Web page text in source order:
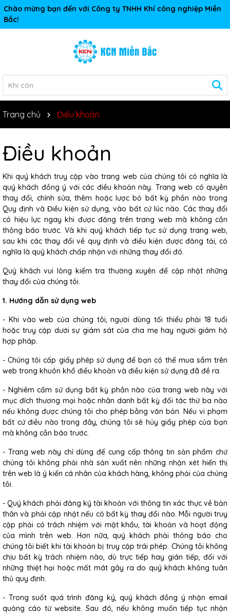
Chào mừng bạn đến với Công ty TNHH Khí công nghiệp Miền
Bắc!
Trang chủ Điều khoản
Điều khoản
Khi quý khách truy cập vào trang web của chúng tôi có nghĩa là
quý khách đồng ý với các điều khoản này. Trang web có quyền
thay đổi, chỉnh sửa, thêm hoặc lược bỏ bất kỳ phần nào trong
Quy định và Điều kiện sử dụng, vào bất cứ lúc nào. Các thay đổi
có hiệu lực ngay khi được đăng trên trang web mà không cần
thông báo trước. Và khi quý khách tiếp tục sử dụng trang web,
sau khi các thay đổi về quy định và điều kiện được đăng tải, có
nghĩa là quý khách chấp nhận với những thay đổi đó.
Quý khách vui lòng kiểm tra thường xuyên để cập nhật những
thay đổi của chúng tôi.
1. Hướng dẫn sử dụng web
- Khi vào web của chúng tôi, người dùng tối thiểu phải 18 tuổi
hoặc truy cập dưới sự giám sát của cha mẹ hay người giám hộ
hợp pháp.
- Chúng tôi cấp giấy phép sử dụng để bạn có thể mua sắm trên
web trong khuôn khổ điều khoản và điều kiện sử dụng đã đề ra.
- Nghiêm cấm sử dụng bất kỳ phần nào của trang web này với
mục đích thương mại hoặc nhân danh bất kỳ đối tác thứ ba nào
nếu không được chúng tôi cho phép bằng văn bản. Nếu vi phạm
bất cứ điều nào trong đây, chúng tôi sẽ hủy giấy phép của bạn
mà không cần báo trước.
- Trang web này chỉ dùng để cung cấp thông tin sản phẩm chứ
chúng tôi không phải nhà sản xuất nên những nhận xét hiển thị
trên web là ý kiến cá nhân của khách hàng, không phải của chúng
tôi.
- Quý khách phải đăng ký tài khoản với thông tin xác thực về bản
thân và phải cập nhật nếu có bất kỳ thay đổi nào. Mỗi người truy
cập phải có trách nhiệm với mật khẩu, tài khoản và hoạt động
của mình trên web. Hơn nữa, quý khách phải thông báo cho
chúng tôi biết khi tài khoản bị truy cập trái phép. Chúng tôi không
chịu bất kỳ trách nhiệm nào, dù trực tiếp hay gián tiếp, đối với
những thiệt hại hoặc mất mát gây ra do quý khách không tuân
thủ quy định.
- Trong suốt quá trình đăng ký, quý khách đồng ý nhận email
quảng cáo từ website. Sau đó, nếu không muốn tiếp tục nhận